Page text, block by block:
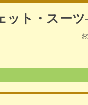
ット・スー